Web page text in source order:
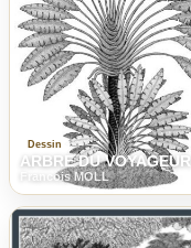
Dessin
ARBRE DU VOYAGEUR
Francois MOLL